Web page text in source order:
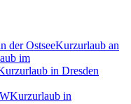
der OstseeKurzurlaub an
im
in Dresden
Kurzurlaub in